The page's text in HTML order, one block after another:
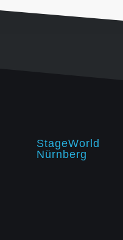
StageWorld
Nürnberg